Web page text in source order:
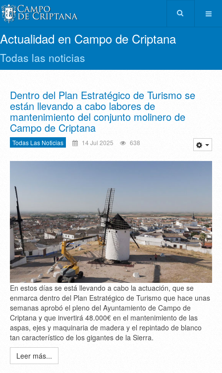
Actualidad en Campo de Criptana
Todas las noticias
Dentro del Plan Estratégico de Turismo se
están llevando a cabo labores de
mantenimiento del conjunto molinero de
Campo de Criptana
Todas Las Noticias 14 Jul 2025 638
En estos días se está llevando a cabo la actuación, que se
enmarca dentro del Plan Estratégico de Turismo que hace unas
semanas aprobó el pleno del Ayuntamiento de Campo de
Criptana y que invertirá 48.000€ en el mantenimiento de las
aspas, ejes y maquinaria de madera y el repintado de blanco
tan característico de los gigantes de la Sierra.
Leer más...